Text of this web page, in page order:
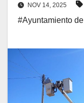
NOV 14, 2025
#Ayuntamiento